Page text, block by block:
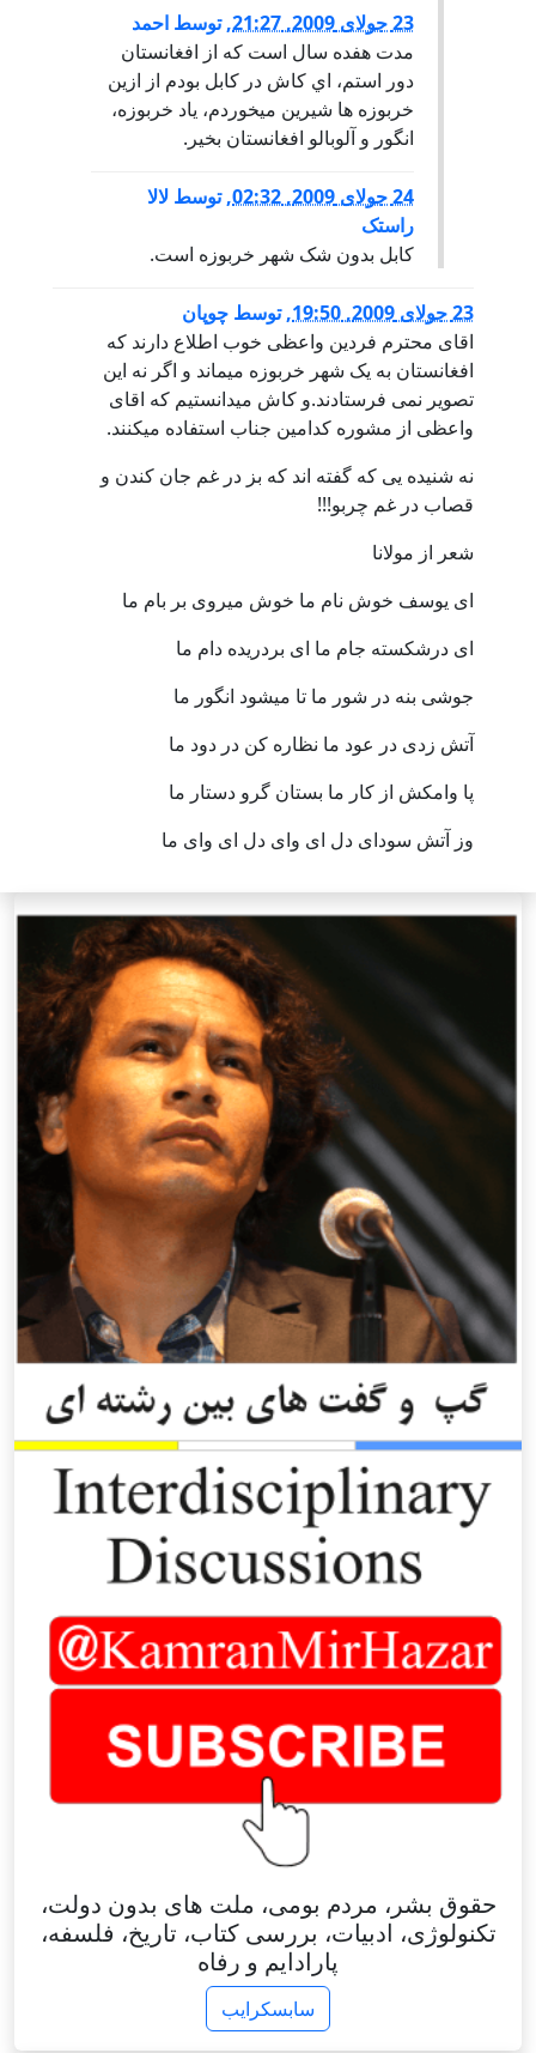
23 جولای 2009, 21:27 ,توسط احمد
مدت هفده سال است که از افغانستان
دور استم، اي کاش در کابل بودم از ازين
خربوزه ها شيرين ميخوردم، ياد خربوزه،
انگور و آلوبالو افغانستان بخير.
24 جولای 2009, 02:32 ,توسط لالا
راستک
کابل بدون شک شهر خربوزه است.
23 جولای 2009, 19:50 ,توسط چوپان
اقای محترم فردین واعظی خوب اطلاع دارند که
افغانستان به یک شهر خربوزه میماند و اگر نه این
تصویر نمی فرستادند.و کاش میدانستیم که اقای
واعظی از مشوره کدامین جناب استفاده میکنند.
نه شنیده یی که گفته اند که بز در غم جان کندن و
قصاب در غم چربو!!!
شعر از مولانا
ای یوسف خوش نام ما خوش می​روی بر بام ما
ای درشکسته جام ما ای بردریده دام ما
جوشی بنه در شور ما تا می​شود انگور ما
آتش زدی در عود ما نظاره کن در دود ما
پا وامکش از کار ما بستان گرو دستار ما
وز آتش سودای دل ای وای دل ای وای ما
حقوق بشر، مردم بومی، ملت های بدون دولت،
تکنولوژی، ادبیات، بررسی کتاب، تاریخ، فلسفه،
پارادایم و رفاه
سابسکرایب